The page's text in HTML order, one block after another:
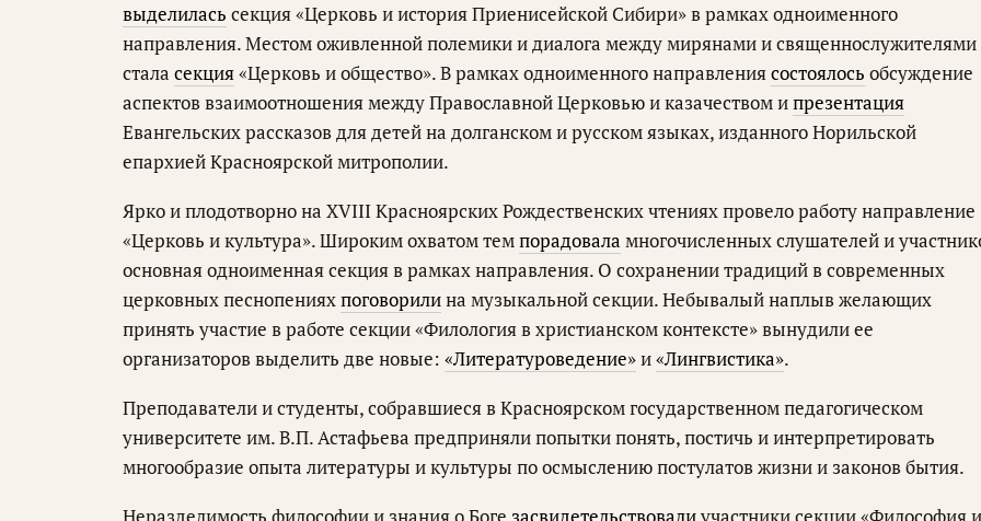
выделилась секция «Церковь и история Приенисейской Сибири» в рамках одноименного
направления. Местом оживленной полемики и диалога между мирянами и священнослужителями
стала секция«Церковь и общество». В рамках одноименного направлениясостоялось обсуждение
аспектов взаимоотношения между Православной Церковью и казачеством ипрезентация
Евангельских рассказов для детей на долганском и русском языках, изданного Норильской
епархией Красноярской митрополии.
Ярко и плодотворно на XVIII Красноярских Рождественских чтениях провело работу направление
«Церковь и культура». Широким охватом темпорадовала многочисленных слушателей и
основная одноименная секция в рамках направления. О сохранении традиций в современных
церковных песнопенияхпоговорилина музыкальной секции. Небывалый наплыв желающих
принять участие в работе секции «Филология в христианском контексте» вынудили ее
организаторов выделить две новые: «Литературоведение»и«Лингвистика».
Преподаватели и студенты, собравшиеся в Красноярском государственном педагогическом
университете им. В.П. Астафьева предприняли попытки понять, постичь и интерпретировать
многообразие опыта литературы и культуры по осмыслению постулатов жизни и законов бытия.